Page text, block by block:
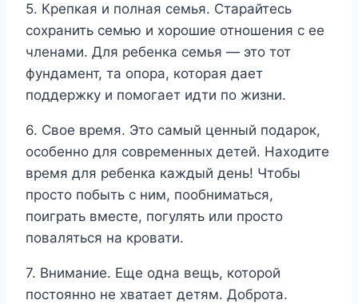
5. Крепкая и полная семья. Старайтесь
сохранить семью и хорошие отношения с ее
членами. Для ребенка семья — это тот
фундамент, та опора, которая дает
поддержку и помогает идти по жизни.
6. Свое время. Это самый ценный подарок,
особенно для современных детей. Находите
время для ребенка каждый день! Чтобы
просто побыть с ним, пообниматься,
поиграть вместе, погулять или просто
поваляться на кровати.
7. Внимание. Еще одна вещь, которой
постоянно не хватает детям. Доброта.